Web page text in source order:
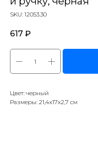
SKU: 12053.30
617 ₽
Цвет: черный
Размеры: 21,4х17х2,7 см